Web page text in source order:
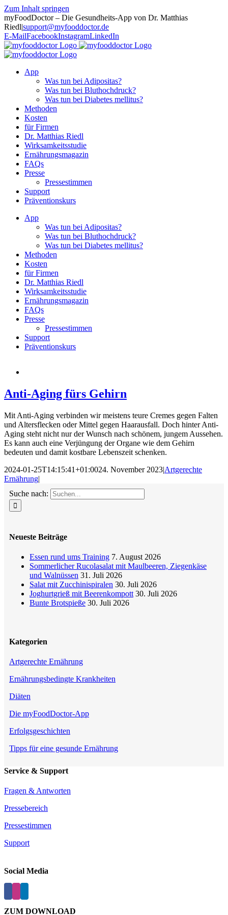
Zum Inhalt springen
myFoodDoctor – Die Gesundheits-App von Dr. Matthias
Riedl|support@myfooddoctor.de
E-MailFacebookInstagramLinkedIn
App
Was tun bei Adipositas?
Was tun bei Bluthochdruck?
Was tun bei Diabetes mellitus?
Methoden
Kosten
für Firmen
Dr. Matthias Riedl
Wirksamkeitsstudie
Ernährungsmagazin
FAQs
Presse
Pressestimmen
Support
Präventionskurs
App
Was tun bei Adipositas?
Was tun bei Bluthochdruck?
Was tun bei Diabetes mellitus?
Methoden
Kosten
für Firmen
Dr. Matthias Riedl
Wirksamkeitsstudie
Ernährungsmagazin
FAQs
Presse
Pressestimmen
Support
Präventionskurs
Anti-Aging fürs Gehirn
Mit Anti-Aging verbinden wir meistens teure Cremes gegen Falten
und Altersflecken oder Mittel gegen Haarausfall. Doch hinter Anti-
Aging steht nicht nur der Wunsch nach schönem, jungem Aussehen.
Es kann auch eine Verjüngung der Organe wie dem Gehirn
bedeuten und damit kostbare Lebenszeit schenken.
2024-01-25T14:15:41+01:0024. November 2023|Artgerechte
Ernährung|
Suche nach:
Neueste Beiträge
Essen rund ums Training 7. August 2026
Sommerlicher Rucolasalat mit Maulbeeren, Ziegenkäse
und Walnüssen 31. Juli 2026
Salat mit Zucchinispiralen 30. Juli 2026
Joghurtgrieß mit Beerenkompott 30. Juli 2026
Bunte Brotspieße 30. Juli 2026
Kategorien
Artgerechte Ernährung
Ernährungsbedingte Krankheiten
Diäten
Die myFoodDoctor-App
Erfolgsgeschichten
Tipps für eine gesunde Ernährung
Service & Support
Fragen & Antworten
Pressebereich
Pressestimmen
Support
Social Media
ZUM DOWNLOAD